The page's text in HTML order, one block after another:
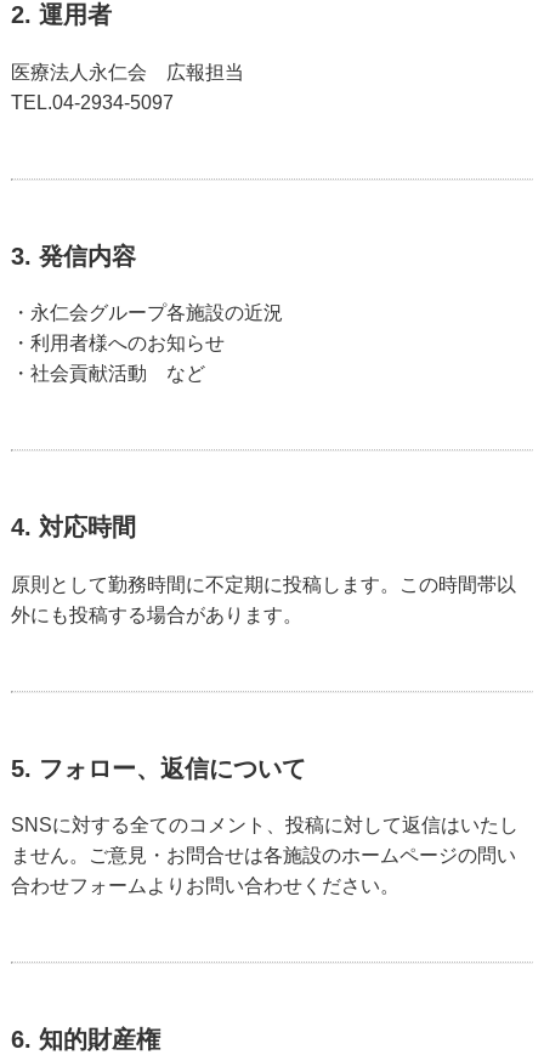
2. 運用者
医療法人永仁会 広報担当
TEL.04-2934-5097
3. 発信内容
・永仁会グループ各施設の近況
・利用者様へのお知らせ
・社会貢献活動 など
4. 対応時間
原則として勤務時間に不定期に投稿します。この時間帯以
外にも投稿する場合があります。
5. フォロー、返信について
SNSに対する全てのコメント、投稿に対して返信はいたし
ません。ご意見・お問合せは各施設のホームページの問い
合わせフォームよりお問い合わせください。
6. 知的財産権